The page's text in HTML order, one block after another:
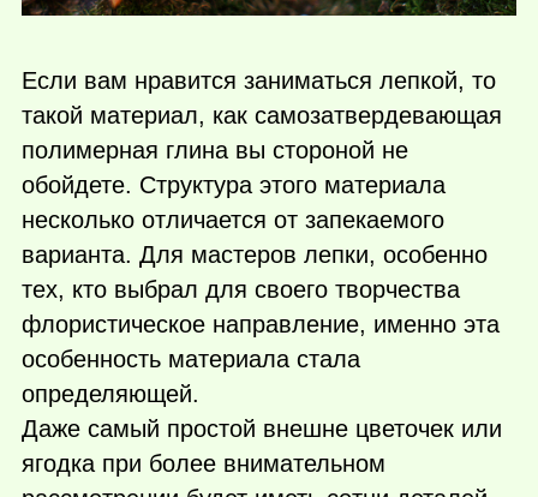
Если вам нравится заниматься лепкой, то
такой материал, как самозатвердевающая
полимерная глина вы стороной не
обойдете. Структура этого материала
несколько отличается от запекаемого
варианта. Для мастеров лепки, особенно
тех, кто выбрал для своего творчества
флористическое направление, именно эта
особенность материала стала
определяющей.
Даже самый простой внешне цветочек или
ягодка при более внимательном